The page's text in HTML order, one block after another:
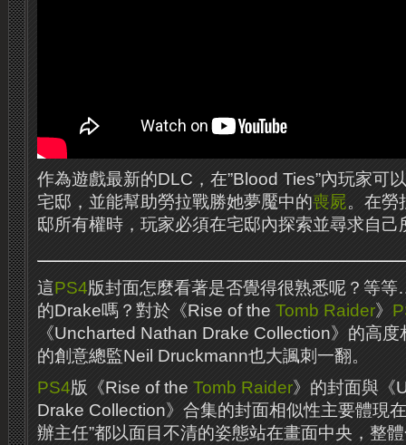
作為遊戲最新的DLC，在”Blood Ties”內玩家可
宅邸，並能幫助勞拉戰勝她夢魘中的喪屍。在勞
邸所有權時，玩家必須在宅邸內探索並尋求自己
這PS4版封面怎麼看著是否覺得很熟悉呢？等
的Drake嗎？對於《Rise of the Tomb Raider》
《Uncharted Nathan Drake Collection》的高
的創意總監Neil Druckmann也大諷刺一翻。
PS4版《Rise of the Tomb Raider》的封面與《
Drake Collection》合集的封面相似性主要體現
辦主任”都以面目不清的姿態站在畫面中央，整